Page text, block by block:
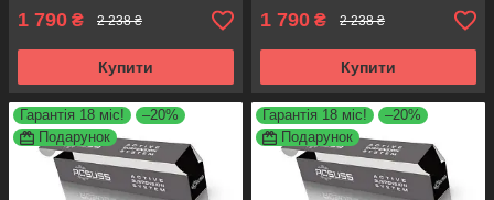
1 790 ₴ 2 238 ₴
Купити
1 790 ₴ 2 238 ₴
Купити
Гарантія 18 міс!
–20%
Подарунок
Гарантія 18 міс!
–20%
Подарунок